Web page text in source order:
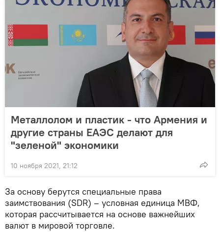
Металлолом и пластик - что Армения и
другие страны ЕАЭС делают для
"зеленой" экономики
10 ноября 2021, 21:12
За основу берутся специальные права
заимствования (SDR) – условная единица МВФ,
которая рассчитывается на основе важнейших
валют в мировой торговле.